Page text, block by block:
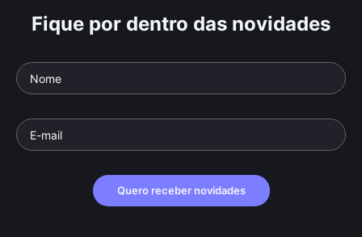
Fique por dentro das novidades
Quero receber novidades